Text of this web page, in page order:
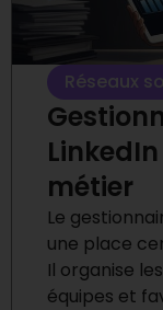
Réseaux
métier
Le
une place
Il organise
équipes et